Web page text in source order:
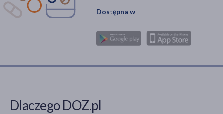
Dostępna w
Dlaczego DOZ.pl